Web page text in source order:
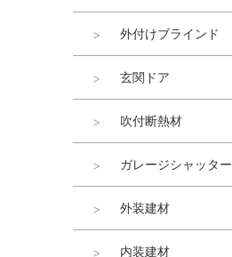
外付けブラインド
玄関ドア
吹付断熱材
ガレージシャッター
外装建材
内装建材